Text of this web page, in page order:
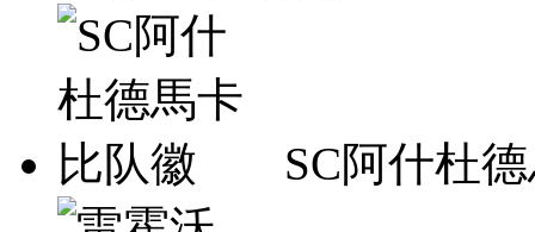
SC阿什杜